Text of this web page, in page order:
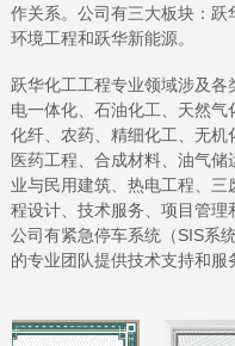
作关系。公司有三大板块：跃
环境工程和跃华新能源。
跃华化工工程专业领域涉及各
电一体化、石油化工、天然气
化纤、农药、精细化工、无机
医药工程、合成材料、油气储
业与民用建筑、热电工程、三
程设计、技术服务、项目管理
公司有紧急停车系统（SIS系
的专业团队提供技术支持和服